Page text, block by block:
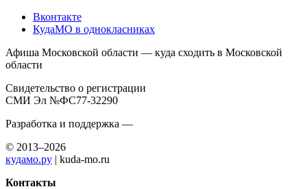
Вконтакте
КудаМО в однокласниках
Афиша Московской области — куда сходить в Московской
области
Свидетельство о регистрации
СМИ Эл №ФС77-32290
Разработка и поддержка —
© 2013–2026
кудамо.ру | kuda-mo.ru
Контакты